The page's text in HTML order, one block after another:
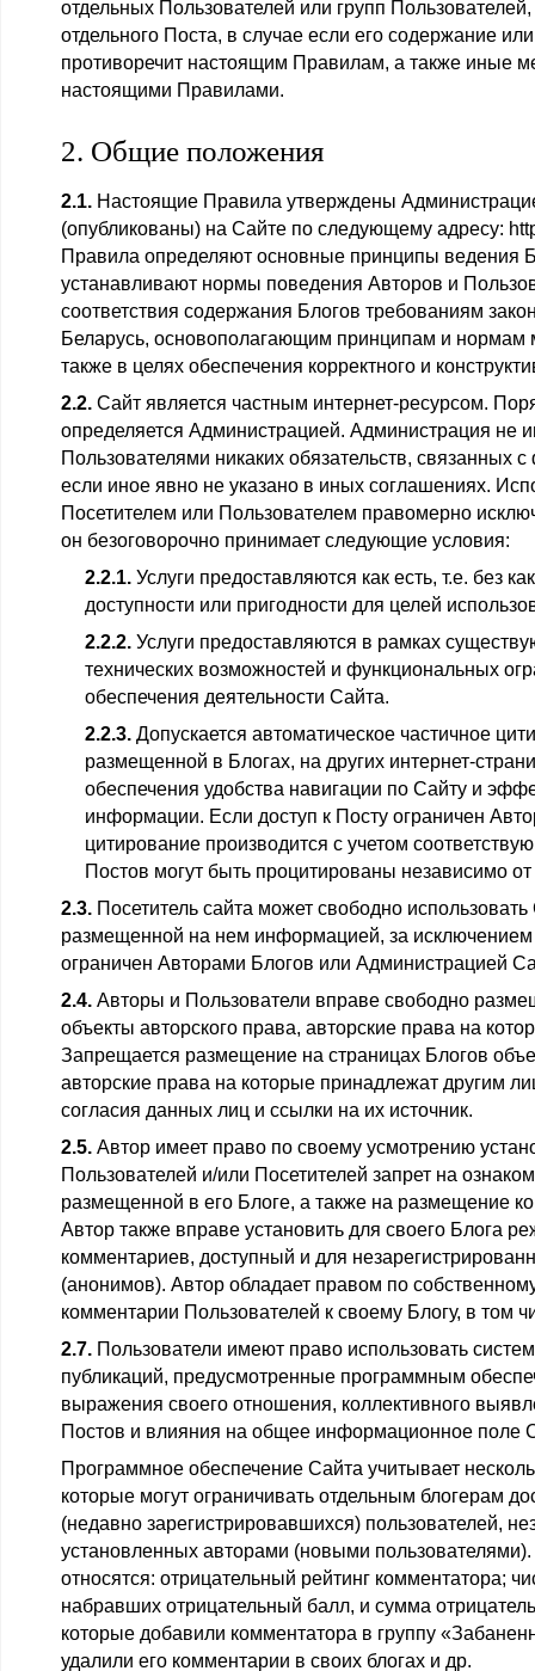
отдельных Пользователей или групп
отдельного Поста, в случае если его содержание
противоречит настоящим Правилам, а также иные
настоящими Правилами.
2. Общие положения
2.1. Настоящие Правила утверждены
(опубликованы) на Сайте по следующему адресу:
Правила определяют основные принципы ведения
устанавливают нормы поведения Авторов и
соответствия содержания Блогов требованиям
Беларусь, основополагающим принципам и нормам
также в целях обеспечения корректного и
2.2. Сайт является частным интернет-ресурсом.
определяется Администрацией. Администрация не
Пользователями никаких обязательств, связанных
если иное явно не указано в иных соглашениях.
Посетителем или Пользователем правомерно
он безоговорочно принимает следующие условия:
2.2.1. Услуги предоставляются как есть, т.е. без
доступности или пригодности для целей
2.2.2. Услуги предоставляются в рамках
технических возможностей и функциональных
обеспечения деятельности Сайта.
2.2.3. Допускается автоматическое частичное
размещенной в Блогах, на других интернет-
обеспечения удобства навигации по Сайту и
информации. Если доступ к Посту ограничен
цитирование производится с учетом
Постов могут быть процитированы независимо от
2.3. Посетитель сайта может свободно
размещенной на нем информацией, за исключением
ограничен Авторами Блогов или Администрацией
2.4. Авторы и Пользователи вправе свободно
объекты авторского права, авторские права на
Запрещается размещение на страницах Блогов
авторские права на которые принадлежат другим
согласия данных лиц и ссылки на их источник.
2.5. Автор имеет право по своему усмотрению
Пользователей и/или Посетителей запрет на
размещенной в его Блоге, а также на размещение
Автор также вправе установить для своего Блога
комментариев, доступный и для
(анонимов). Автор обладает правом по
комментарии Пользователей к своему Блогу, в том
2.7. Пользователи имеют право использовать
публикаций, предусмотренные программным
выражения своего отношения, коллективного
Постов и влияния на общее информационное поле
Программное обеспечение Сайта учитывает
которые могут ограничивать отдельным блогерам
(недавно зарегистрировавшихся) пользователей,
установленных авторами (новыми
относятся: отрицательный рейтинг комментатора;
набравших отрицательный балл, и сумма
которые добавили комментатора в группу
удалили его комментарии в своих блогах и др.